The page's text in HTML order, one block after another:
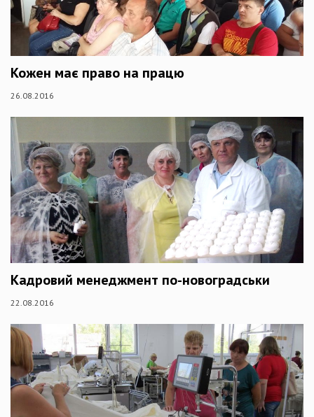
Кожен має право на працю
26.08.2016
Кадровий менеджмент по-новоградськи
22.08.2016